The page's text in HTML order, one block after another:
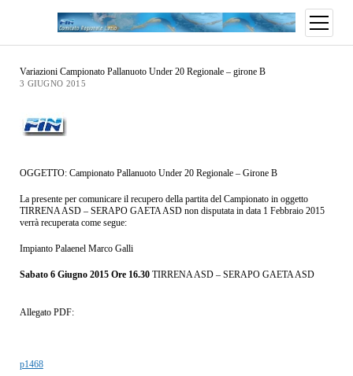
Variazioni Campionato Pallanuoto Under 20 Regionale – girone B
3 GIUGNO 2015
OGGETTO: Campionato Pallanuoto Under 20 Regionale – Girone B
La presente per comunicare il recupero della partita del Campionato in oggetto
TIRRENA ASD – SERAPO GAETA ASD non disputata in data 1 Febbraio 2015
verrà recuperata come segue:
Impianto Palaenel Marco Galli
Sabato 6 Giugno 2015 Ore 16.30TIRRENA ASD – SERAPO GAETA ASD
Allegato PDF:
p1468